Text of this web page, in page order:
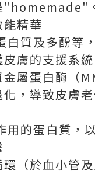
"homemade"
精華
白質及多酚等
膚的支援系統
屬蛋白酶（
，導致皮膚
用的蛋白質，
（於血小管